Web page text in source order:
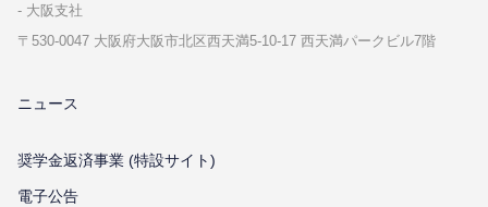
⼤阪⽀社
〒530-0047 ⼤阪府⼤阪市北区⻄天満5-10-17 ⻄天満パークビル7階
ニュース
奨学金返済事業 (特設サイト)
電子公告